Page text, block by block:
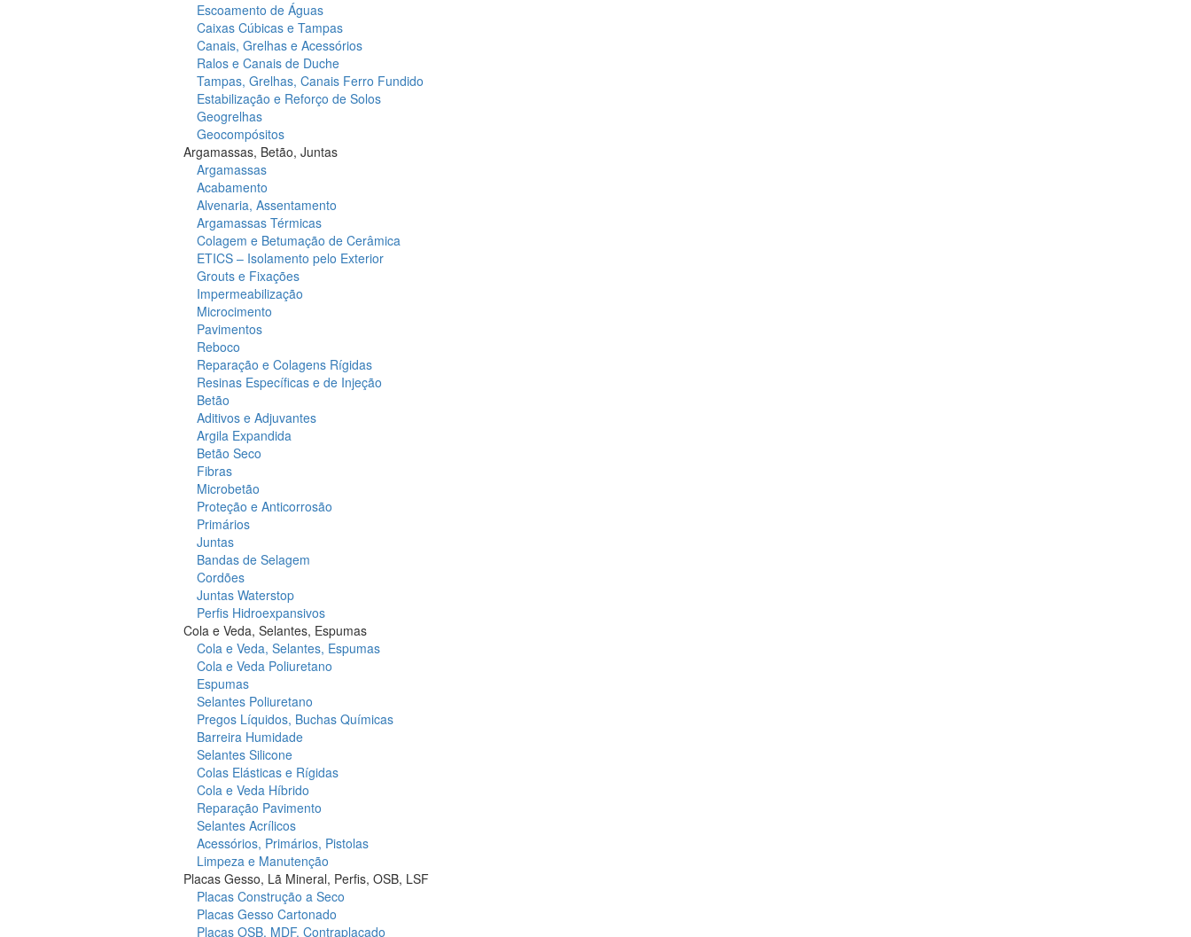
Escoamento de Águas
Caixas Cúbicas e Tampas
Canais, Grelhas e Acessórios
Ralos e Canais de Duche
Tampas, Grelhas, Canais Ferro Fundido
Estabilização e Reforço de Solos
Geogrelhas
Geocompósitos
Argamassas, Betão, Juntas
Argamassas
Acabamento
Alvenaria, Assentamento
Argamassas Térmicas
Colagem e Betumação de Cerâmica
ETICS – Isolamento pelo Exterior
Grouts e Fixações
Impermeabilização
Microcimento
Pavimentos
Reboco
Reparação e Colagens Rígidas
Resinas Específicas e de Injeção
Betão
Aditivos e Adjuvantes
Argila Expandida
Betão Seco
Fibras
Microbetão
Proteção e Anticorrosão
Primários
Juntas
Bandas de Selagem
Cordões
Juntas Waterstop
Perfis Hidroexpansivos
Cola e Veda, Selantes, Espumas
Cola e Veda, Selantes, Espumas
Cola e Veda Poliuretano
Espumas
Selantes Poliuretano
Pregos Líquidos, Buchas Químicas
Barreira Humidade
Selantes Silicone
Colas Elásticas e Rígidas
Cola e Veda Híbrido
Reparação Pavimento
Selantes Acrílicos
Acessórios, Primários, Pistolas
Limpeza e Manutenção
Placas Gesso, Lã Mineral, Perfis, OSB, LSF
Placas Construção a Seco
Placas Gesso Cartonado
Placas OSB, MDF, Contraplacado